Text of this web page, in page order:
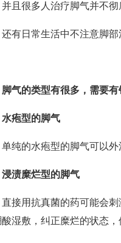
很多人治疗脚气并不彻
日常生活中不注意脚部
脚气的类型有很多，需要有
水疱型的脚气
的水疱型的脚气可以外
浸渍糜烂型的脚气
用抗真菌的药可能会刺
酸湿敷，纠正糜烂的状态，